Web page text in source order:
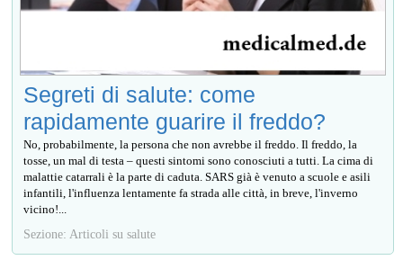
Segreti di salute: come
rapidamente guarire il freddo?
No, probabilmente, la persona che non avrebbe il freddo. Il freddo, la
tosse, un mal di testa – questi sintomi sono conosciuti a tutti. La cima di
malattie catarrali è la parte di caduta. SARS già è venuto a scuole e asili
infantili, l'influenza lentamente fa strada alle città, in breve, l'inverno
vicino!...
Sezione: Articoli su salute